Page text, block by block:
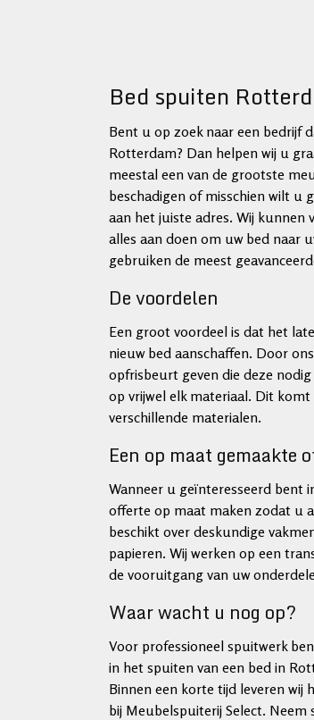
Bed spuiten
Bent u op zoek naar een bedrijf
Rotterdam? Dan helpen wij u
meestal een van de grootste
beschadigen of misschien wilt u
aan het juiste adres. Wij kunnen
alles aan doen om uw bed naar
gebruiken de meest
De voordelen
Een groot voordeel is dat het
nieuw bed aanschaffen. Door
opfrisbeurt geven die deze
op vrijwel elk materiaal. Dit
verschillende materialen.
Een op maat gemaakte
Wanneer u geïnteresseerd bent
offerte op maat maken zodat u
beschikt over deskundige
papieren. Wij werken op een
de vooruitgang van uw
Waar wacht u nog op?
Voor professioneel spuitwerk
in het spuiten van een bed in
Binnen een korte tijd leveren wij
bij Meubelspuiterij Select. Neem